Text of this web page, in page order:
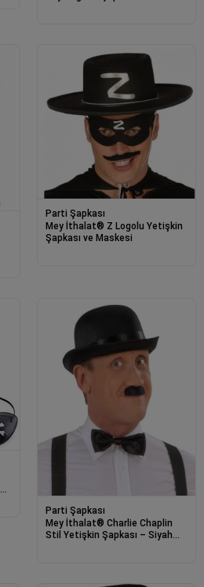
Parti Şapkası
Mey İthalat® Z Logolu Yetişkin
Şapkası ve Maskesi
Parti Şapkası
Mey İthalat® Charlie Chaplin
Stil Yetişkin Şapkası – Siyah